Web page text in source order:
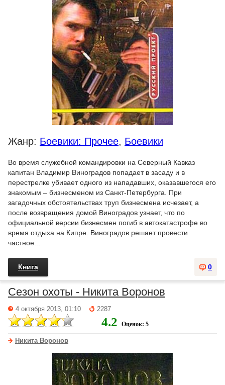
Жанр: Боевики: Прочее, Боевики
Во время служебной командировки на Северный Кавказ
капитан Владимир Виноградов попадает в засаду и в
перестрелке убивает одного из нападавших, оказавшегося его
знакомым – бизнесменом из Санкт-Петербурга. При
загадочных обстоятельствах труп бизнесмена исчезает, а
после возвращения домой Виноградов узнает, что по
официальной версии бизнесмен погиб в автокатастрофе во
время отдыха на Кипре. Виноградов решает провести
частное...
0
Книга
Сезон охоты - Никита Воронов
4 октября 2013, 01:10 2287
4.2 Оценок: 5
Никита Воронов